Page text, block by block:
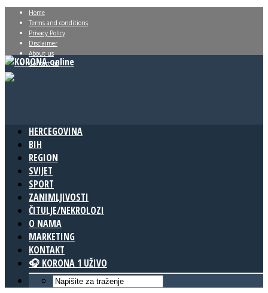
Home
Terms and conditions
Privacy Policy
Disclaimer
About us
Contact us
HERCEGOVINA
BIH
REGION
SVIJET
SPORT
ZANIMLJIVOSTI
ČITULJE/NEKROLOZI
O NAMA
MARKETING
KONTAKT
🎧 KORONA 1 UŽIVO